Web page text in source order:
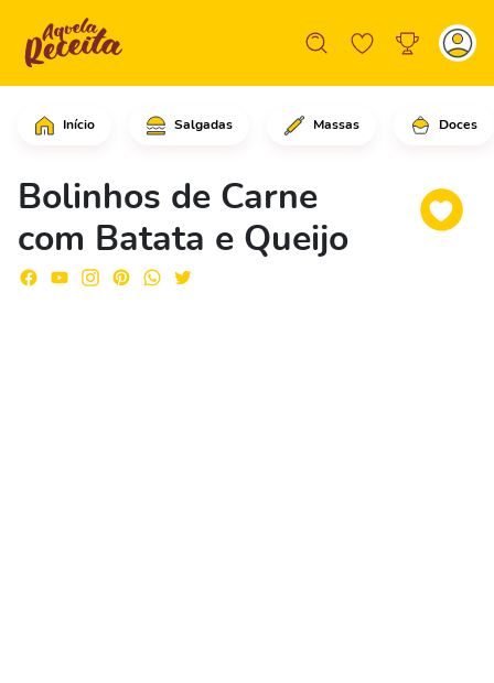
Início Salgadas Massas Doces
Bolinhos de Carne
com Batata e Queijo
Em uma tigela, coloque a carne